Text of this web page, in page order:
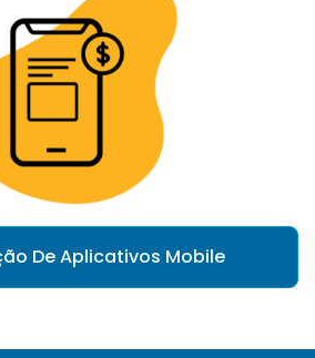
De Aplicativos Mobile